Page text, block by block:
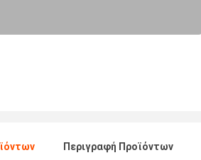
Περιγραφή Προϊόντων